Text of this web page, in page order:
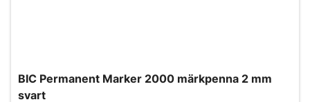
BIC Permanent Marker 2000 märkpenna 2 mm
svart